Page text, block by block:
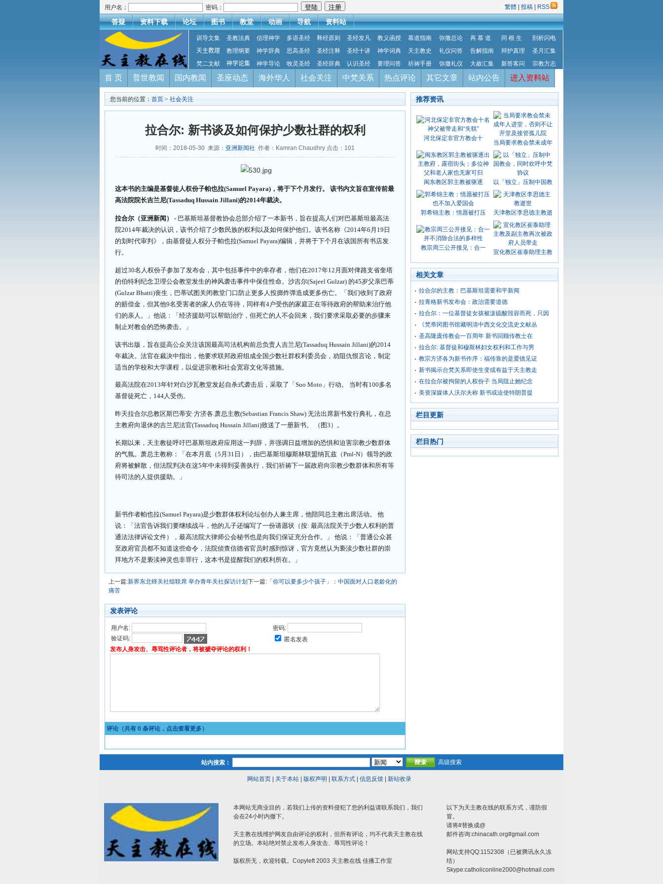
用户名： 密码： 繁體 投稿 RSS
答疑 资料下载 论坛 图书 教堂 动画 导航 资料站
训导文集 圣教法典 信理神学 多语圣经 释经原则 圣经发凡 教义函授 慕道指南 弥撒总论 再 慕 道 同 根 生
剖析闪电
天主教理
教理纲要 神学辞典 思高圣经 圣经注释 圣经十讲 神学词典 天主教史 礼仪问答 告解指南 辩护真理
圣月汇集
梵二文献
神学论集 神学导论 牧灵圣经 圣经辞典 认识圣经 要理问答 祈祷手册 弥撒礼仪 大赦汇集 新答客问 宗教方志
首 页 普世教闻 国内教闻 圣座动态 海外华人 社会关注 中梵关系 热点评论 其它文章 站内公告 进入资料站
您当前的位置： 首页 > 社会关注
拉合尔: 新书谈及如何保护少数社群的权利
时间：2018-05-30 来源： 亚洲新闻社 作者：Kamran Chaudhry 点击： 101
这本书的主编是基督徒人权份子帕也拉(Samuel Payara)，将于下个月发行。 该书内文旨在宣传前最
高法院院长吉兰尼(Tassaduq Hussain Jillani)的2014年裁决。
拉合尔（亚洲新闻） - 巴基斯坦基督教协会总部介绍了一本新书，旨在提高人们对巴基斯坦最高法
院2014年裁决的认识，该书介绍了少数民族的权利以及如何保护他们。该书名称《2014年6月19日
的划时代审判》，由基督徒人权分子帕也拉(Samuel Payara)编辑，并将于下个月在该国所有书店发
行。
超过30名人权份子参加了发布会，其中包括事件中的幸存者，他们在2017年12月面对俾路支省奎塔
的伯特利纪念卫理公会教堂发生的神风袭击事件中保住性命。沙吉尔(Sajeel Gulzar) 的45岁父亲巴蒂
(Gulzar Bhatti)丧生，巴蒂试图关闭教堂门口防止更多人投掷炸弹造成更多伤亡。「我们收到了政府
的赔偿金，但其他9名受害者的家人仍在等待，同样有4户受伤的家庭正在等待政府的帮助来治疗他
们的亲人。」他说：「经济援助可以帮助治疗，但死亡的人不会回来，我们要求采取必要的步骤来
制止对教会的恐怖袭击。」
该书出版，旨在提高公众关注该国最高司法机构前总负责人吉兰尼(Tassaduq Hussain Jillani)的2014
年裁决。法官在裁决中指出，他要求联邦政府组成全国少数社群权利委员会，劝阻仇恨言论，制定
适当的学校和大学课程，以促进宗教和社会宽容文化等措施。
最高法院在2013年针对白沙瓦教堂发起自杀式袭击后，采取了「Suo Moto」行动。 当时有100多名
基督徒死亡，144人受伤。
昨天拉合尔总教区斯巴蒂安·方济各.萧总主教(Sebastian Francis Shaw) 无法出席新书发行典礼，在总
主教府向退休的吉兰尼法官(Tassaduq Hussain Jillani)致送了一册新书。 （图3）。
长期以来，天主教徒呼吁巴基斯坦政府应用这一判辞，并强调日益增加的恐惧和迫害宗教少数群体
的气氛。萧总主教称：「在本月底（5月31日），由巴基斯坦穆斯林联盟纳瓦兹（Pml-N）领导的政
府将被解散，但法院判决在这5年中未得到妥善执行，我们祈祷下一届政府向宗教少数群体和所有等
待司法的人提供援助。」
新书作者帕也拉(Samuel Payara)是少数群体权利论坛创办人兼主席，他陪同总主教出席活动。 他
说：「法官告诉我们要继续战斗，他的儿子还编写了一份请愿状（按: 最高法院关于少数人权利的普
通法法律诉讼文件），最高法院大律师公会秘书也是向我们保证充分合作。」 他说：「普通公众甚
至政府官员都不知道这些命令，法院侦查信德省官员时感到惊讶，官方竟然认为亵渎少数社群的崇
拜地方不是亵渎神灵也非罪行，这本书是提醒我们的权利所在。」
上一篇:新界东北铎关社组联席 举办青年关社探访计划 下一篇: 「你可以要多少个孩子」：中国面对人口老龄化的
痛苦
发表评论
用户名:
密码:
验证码:
匿名发表
发布人身攻击、辱骂性评论者，将被褫夺评论的权利！
评论（共有 0 条评论，点击查看更多）
推荐资讯
河北保定非官方教会十
当局要求教会禁未成年
闽东教区郭主教被驱逐 以「独立」压制中国教
郭希锦主教：情愿被打压 天津教区李思德主教逝
教宗周三公开接见：合一
宣化教区崔泰助理主教
相关文章
拉合尔的主教：巴基斯坦需要和平新闻
拉青格新书发布会：政治需要道德
拉合尔：一位基督徒女孩被泼硫酸毁容而死，只因
《梵蒂冈图书馆藏明清中西文化交流史文献丛
圣高隆庞传教会一百周年 新书回顾传教士在
拉合尔: 基督徒和穆斯林妇女权利和工作与男
教宗方济各为新书作序：福传靠的是爱德见证
新书揭示台梵关系即使生变或有益于天主教走
在拉合尔被拘留的人权份子 当局阻止她纪念
美资深媒体人沃尔夫称 新书或迫使特朗普提
栏目更新
栏目热门
站内搜索： 高级搜索
网站首页| 关于本站| 版权声明 联系方式| 信息反馈| 新站收录
本网站无商业目的，若我们上传的资料侵犯了您的利益请联系我们，我们
会在24小时内撤下。
天主教在线维护网友自由评论的权利，但所有评论，均不代表天主教在线
的立场。本站绝对禁止发布人身攻击、辱骂性评论！
版权所无，欢迎转载。Copyleft 2003 天主教在线 佳播工作室
以下为天主教在线的联系方式，谨防假
冒。
请将#替换成@
邮件咨询:chinacath.org#gmail.com
网站支持QQ:1152308（已被腾讯永久冻
结）
Skype:catholiconline2000@hotmail.com